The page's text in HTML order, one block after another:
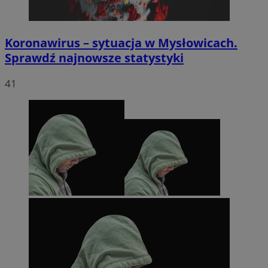
Koronawirus – sytuacja w Mysłowicach.
Sprawdź najnowsze statystyki
41
Corporation
suid
Simplifi Holdings
Inc.
.simpli.fi
INGRESSCOOKIE
Policy